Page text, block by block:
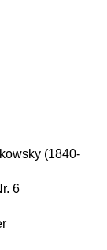
(1840-
6